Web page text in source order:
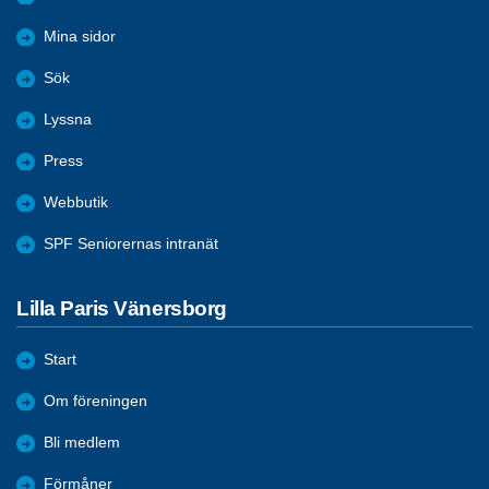
Mina sidor
Sök
Lyssna
Press
Webbutik
SPF Seniorernas intranät
Lilla Paris Vänersborg
Start
Om föreningen
Bli medlem
Förmåner